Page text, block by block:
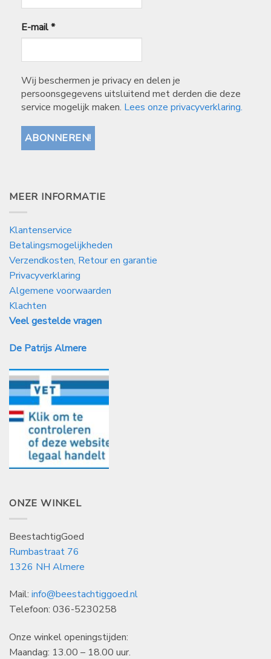
E-mail*
Wij beschermen je privacy en delen je
persoonsgegevens uitsluitend met derden die deze
service mogelijk maken. Lees onze privacyverklaring.
MEER INFORMATIE
Klantenservice
Betalingsmogelijkheden
Verzendkosten, Retour en garantie
Privacyverklaring
Algemene voorwaarden
Klachten
Veel gestelde vragen
De Patrijs Almere
ONZE WINKEL
BeestachtigGoed
Rumbastraat 76
1326 NH Almere
Mail: info@beestachtiggoed.nl
Telefoon: 036-5230258
Onze winkel openingstijden:
Maandag: 13.00 – 18.00 uur.